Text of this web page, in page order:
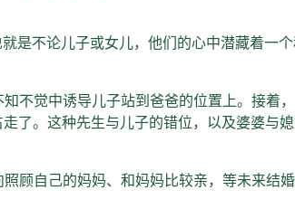
是不论儿子或女儿，他们的心中潜藏着
不觉中诱导儿子站到爸爸的位置上。接着
了。这种先生与儿子的错位，以及婆婆与
顾自己的妈妈、和妈妈比较亲，等未来结